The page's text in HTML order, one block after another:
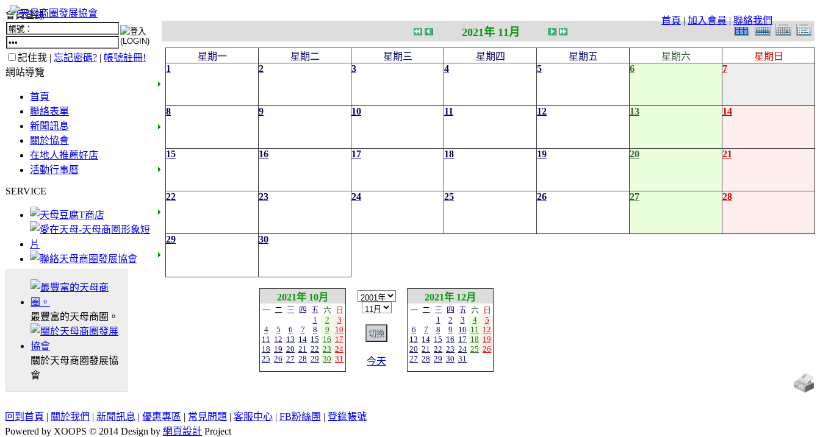
首頁|加入會員|聯絡我們
會員登錄
記住我 | 忘記密碼? | 帳號註冊!
網站導覽
首頁
聯絡表單
新聞訊息
關於協會
在地人推薦好店
活動行事曆
SERVICE
最豐富的天母商圈。
關於天母商圈發展協
會
2021年 11月
星期一 星期二 星期三 星期四 星期五 星期六
星期日
1
2 3 4 5 6 7
8 9 10 11 12 13 14
15 16 17 18 19 20 21
22 23 24 25 26 27 28
29 30
2021年 10月
一 二 三 四 五 六
日
1
2
3
4
5 6 7 8 9
10
11 12 13 14 15 16 17
18 19 20 21 22 23 24
25 26 27 28 29 30 31 今天
2021年 12月
一 二 三 四 五 六
日
1
2 3 4
5
6
7 8 9 10 11 12
13 14 15 16 17 18 19
20 21 22 23 24 25 26
27 28 29 30 31
回到首頁 | 關於我們 | 新聞訊息 | 優惠專區 | 常見問題 | 客服中心 | FB粉絲團 | 登錄帳號
Powered by XOOPS © 2014 Design by 網頁設計 Project